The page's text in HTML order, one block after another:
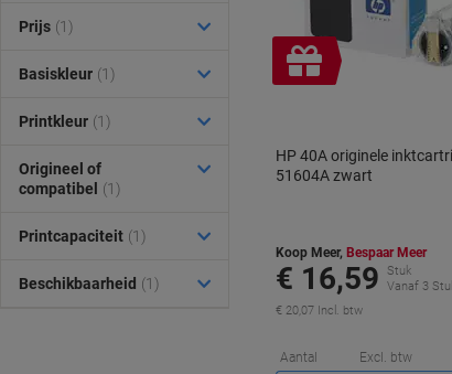
Geschenk
HP 40A originele
51604A zwart
Koop Meer, Bespaar Meer
€ 16,59
Stuk
Vanaf 3
€ 20,07 Incl. btw
Aantal Excl. btw
Prijs (1)
Basiskleur (1)
Printkleur (1)
Origineel of
compatibel
(1)
Printcapaciteit (1)
Beschikbaarheid (1)